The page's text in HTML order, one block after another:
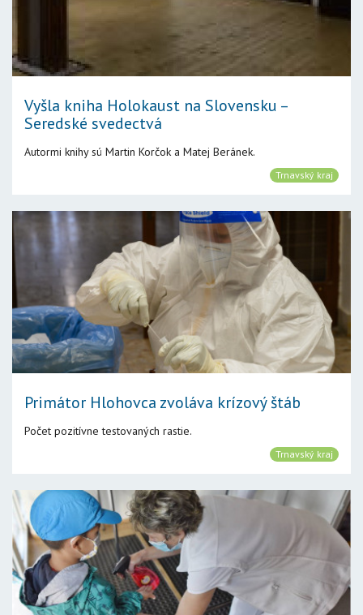
Vyšla kniha Holokaust na Slovensku –
Seredské svedectvá
Autormi knihy sú Martin Korčok a Matej Beránek.
Trnavský kraj
Primátor Hlohovca zvoláva krízový štáb
Počet pozitívne testovaných rastie.
Trnavský kraj